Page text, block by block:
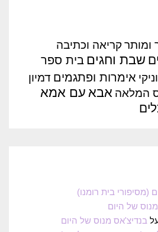
ומותרקריאה וכתיבה
שבת וחגים בית ספר
אימרות ופתגמים דמיון
המלאה אבא עם אמא
(מסיפורי בית רומנו)
של היום
בנדיצ'אס מנוס של היום